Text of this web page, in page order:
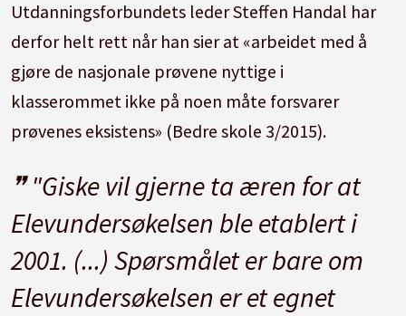
Utdanningsforbundets leder Steffen Handal har
derfor helt rett når han sier at «arbeidet med å
gjøre de nasjonale prøvene nyttige i
klasserommet ikke på noen måte forsvarer
prøvenes eksistens» (Bedre skole 3/2015).
"Giske vil gjerne ta æren for at
Elevundersøkelsen ble etablert i
2001. (...) Spørsmålet er bare om
Elevundersøkelsen er et egnet